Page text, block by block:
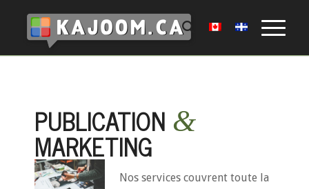
PUBLICATION &
MARKETING
Nos services couvrent toute la